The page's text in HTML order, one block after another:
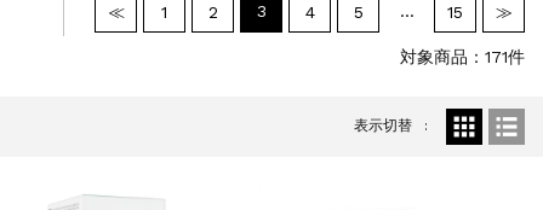
≪ 1 2 3 4 5 … 15 ≫
対象商品：171件
表示切替